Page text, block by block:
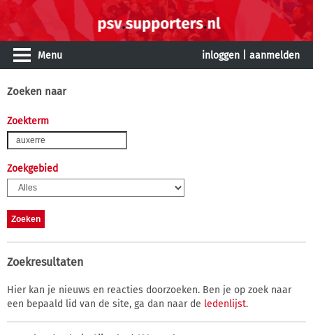
Menu inloggen aanmelden
Zoeken naar
Zoekterm
Zoekgebied
Zoekresultaten
Hier kan je nieuws en reacties doorzoeken. Ben je op zoek naar
een bepaald lid van de site, ga dan naar de ledenlijst.